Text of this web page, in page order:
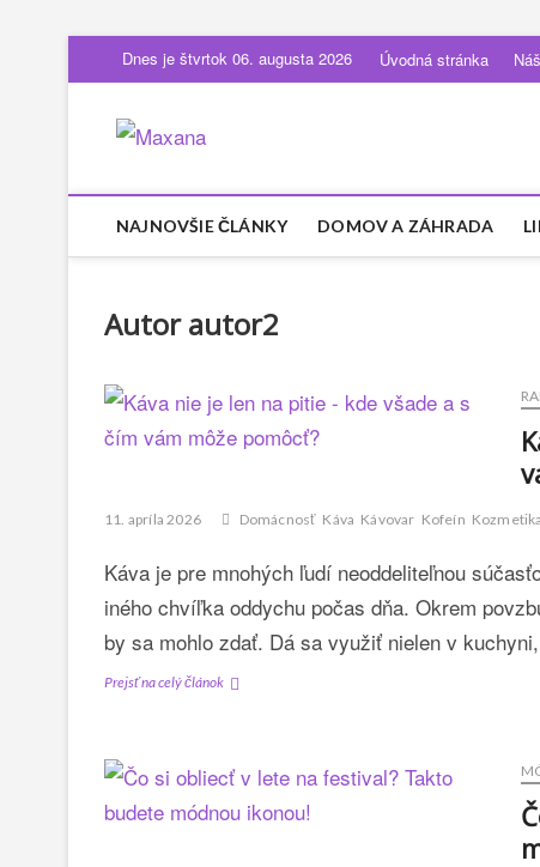
Dnes je štvrtok 06. augusta 2026 Úvodná stránka
NAJNOVŠIE ČLÁNKY DOMOV A ZÁHRADA
Autorautor2
11. apríla 2026 Domácnosť Káva Kávovar Kofeín Kozmetika
Káva je pre mnohých ľudí neoddeliteľnou
iného chvíľka oddychu počas dňa. Okrem
by sa mohlo zdať. Dá sa využiť nielen v
Prejsť na celý článokKáva
na
–